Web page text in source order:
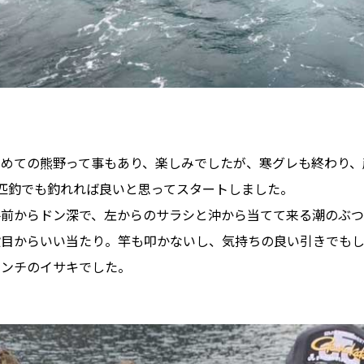
ての熊野って事もあり、楽しみでしたが、寒グレも終わり
釣でも釣れれば良いと思ってスタートしました。
からドン深で、左からのサラシと沖から当てて来る潮のぶ
からいい当たり。竿も叩かないし、気持ちの良い引きでも
チのイサキでした。